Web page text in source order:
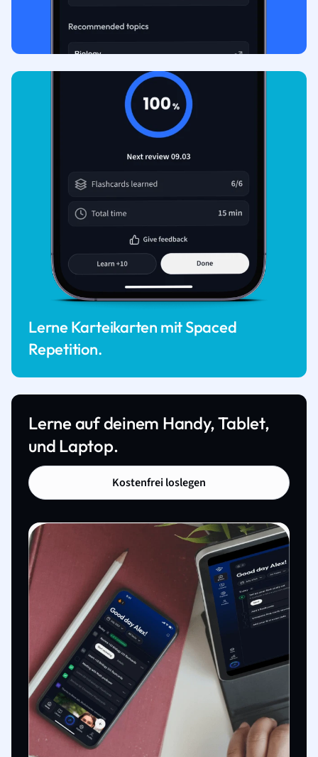
Lerne Karteikarten mit Spaced
Repetition.
Lerne auf deinem Handy, Tablet,
und Laptop.
Kostenfrei loslegen